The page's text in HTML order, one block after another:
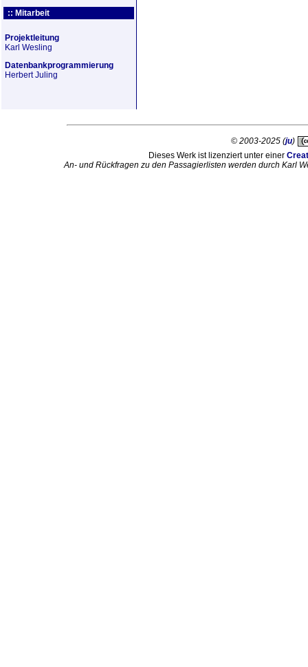
:: Mitarbeit
Projektleitung
Karl Wesling
Datenbankprogrammierung
Herbert Juling
© 2003-2025 (ju)
Dieses Werk ist lizenziert unter einer
An- und Rückfragen zu den Passagierlisten werden durch Karl